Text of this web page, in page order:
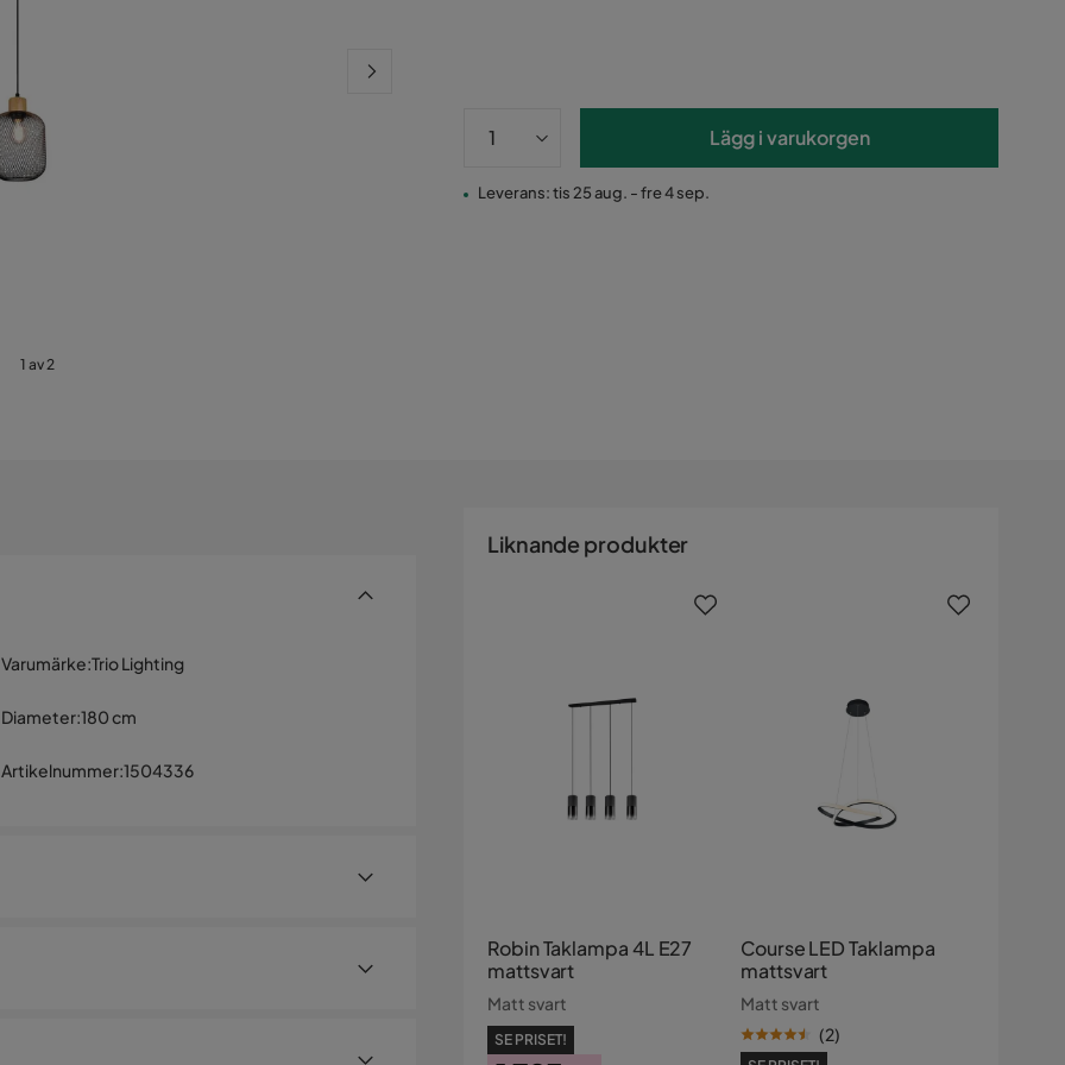
1 av 2
Lägg i varukorgen
Leverans: tis 25 aug. - fre 4 sep.
Varumärke:Trio Lighting
Diameter:180 cm
Artikelnummer:1504336
Liknande produkter
Robin Taklampa 4L E27
mattsvart
Matt svart
SE PRISET!
Course LED Taklampa
mattsvart
Matt svart
(2)